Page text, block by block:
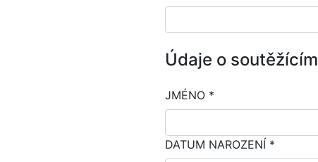
Údaje o soutěžícím
JMÉNO *
DATUM NAROZENÍ *